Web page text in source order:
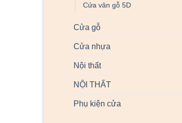
Cửa vân gỗ 5D
Cửa gỗ
Cửa nhựa
Nội thất
NỘI THẤT
Phụ kiện cửa